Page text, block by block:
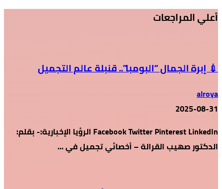
أعلي المراجعات
💉 إبرة الجمال “البومبا”.. قنبلة عالم التجميل
alroya
2025-08-31
Facebook Twitter Pinterest LinkedIn الرؤيا الإخبارية:- بقلم:
الدكتور صهيب القرالة – أخصائي تجميل في …